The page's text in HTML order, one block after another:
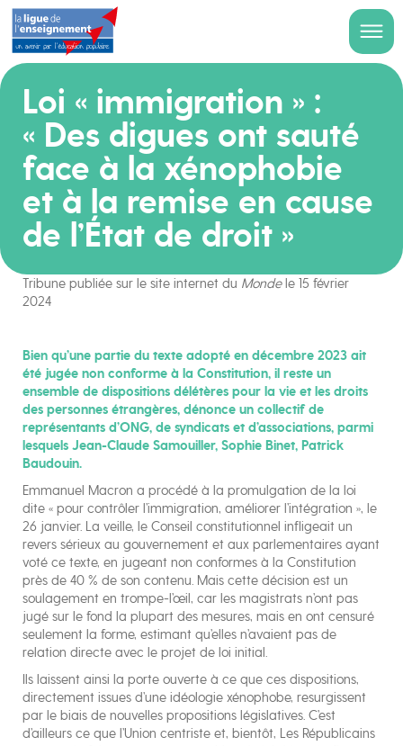
Loi « immigration » :
« Des digues ont sauté
face à la xénophobie
et à la remise en cause
de l’État de droit »
Tribune publiée sur le site internet du Mondele 15 février
2024
Bien qu’une partie du texte adopté en décembre 2023 ait
été jugée non conforme à la Constitution, il reste un
ensemble de dispositions délétères pour la vie et les droits
des personnes étrangères, dénonce un collectif de
représentants d’ONG, de syndicats et d’associations, parmi
lesquels Jean-Claude Samouiller, Sophie Binet, Patrick
Baudouin.
Emmanuel Macron a procédé à la promulgation de la loi
dite « pour contrôler l’immigration, améliorer l’intégration », le
26 janvier. La veille, le Conseil constitutionnel infligeait un
revers sérieux au gouvernement et aux parlementaires ayant
voté ce texte, en jugeant non conformes à la Constitution
près de 40 % de son contenu. Mais cette décision est un
soulagement en trompe-l’œil, car les magistrats n’ont pas
jugé sur le fond la plupart des mesures, mais en ont censuré
seulement la forme, estimant qu’elles n’avaient pas de
relation directe avec le projet de loi initial.
Ils laissent ainsi la porte ouverte à ce que ces dispositions,
directement issues d’une idéologie xénophobe, resurgissent
par le biais de nouvelles propositions législatives. C’est
d’ailleurs ce que l’Union centriste et, bientôt, Les Républicains